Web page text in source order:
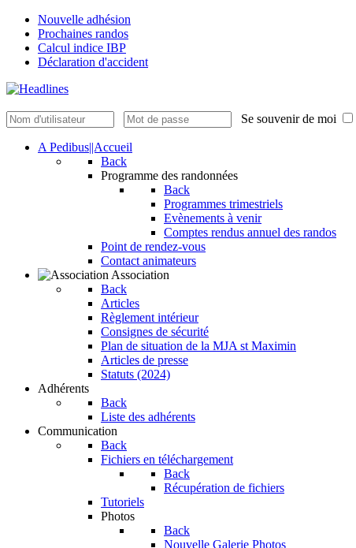
Nouvelle adhésion
Prochaines randos
Calcul indice IBP
Déclaration d'accident
Se souvenir de moi
A Pedibus||Accueil
Back
Programme des randonnées
Back
Programmes trimestriels
Evènements à venir
Comptes rendus annuel des randos
Point de rendez-vous
Contact animateurs
Association
Back
Articles
Règlement intérieur
Consignes de sécurité
Plan de situation de la MJA st Maximin
Articles de presse
Statuts (2024)
Adhérents
Back
Liste des adhérents
Communication
Back
Fichiers en téléchargement
Back
Récupération de fichiers
Tutoriels
Photos
Back
Nouvelle Galerie Photos